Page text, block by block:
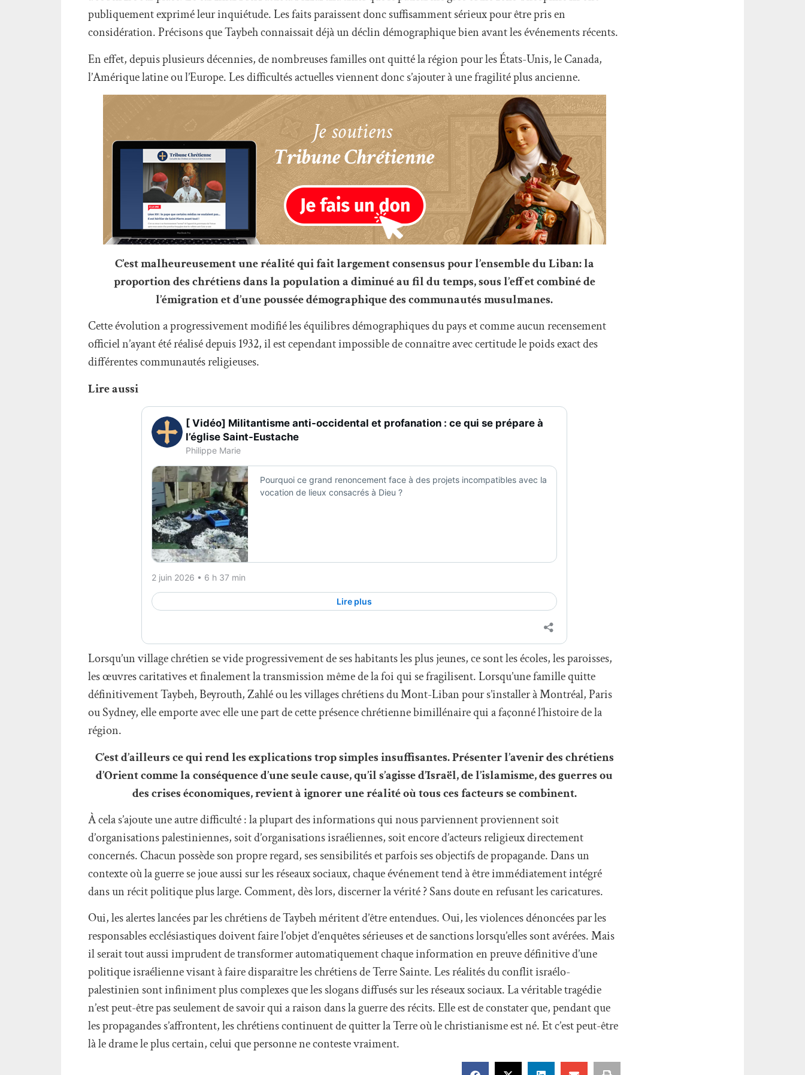
publiquement exprimé leur inquiétude. Les faits paraissent donc suffisamment sérieux pour être pris en
considération. Précisons que Taybeh connaissait déjà un déclin démographique bien avant les événements récents.
En effet, depuis plusieurs décennies, de nombreuses familles ont quitté la région pour les États-Unis, le Canada,
l’Amérique latine ou l’Europe. Les difficultés actuelles viennent donc s’ajouter à une fragilité plus ancienne.
C’est malheureusement une réalité qui fait largement consensus pour l’ensemble du Liban: la
proportion des chrétiens dans la population a diminué au fil du temps, sous l’effet combiné de
l’émigration et d’une poussée démographique des communautés musulmanes.
Cette évolution a progressivement modifié les équilibres démographiques du pays et comme aucun recensement
officiel n’ayant été réalisé depuis 1932, il est cependant impossible de connaître avec certitude le poids exact des
différentes communautés religieuses.
Lire aussi
Lorsqu’un village chrétien se vide progressivement de ses habitants les plus jeunes, ce sont les écoles, les paroisses,
les œuvres caritatives et finalement la transmission même de la foi qui se fragilisent. Lorsqu’une famille quitte
définitivement Taybeh, Beyrouth, Zahlé ou les villages chrétiens du Mont-Liban pour s’installer à Montréal, Paris
ou Sydney, elle emporte avec elle une part de cette présence chrétienne bimillénaire qui a façonné l’histoire de la
région.
C’est d’ailleurs ce qui rend les explications trop simples insuffisantes. Présenter l’avenir des chrétiens
d’Orient comme la conséquence d’une seule cause, qu’il s’agisse d’Israël, de l’islamisme, des guerres ou
des crises économiques, revient à ignorer une réalité où tous ces facteurs se combinent.
À cela s’ajoute une autre difficulté : la plupart des informations qui nous parviennent proviennent soit
d’organisations palestiniennes, soit d’organisations israéliennes, soit encore d’acteurs religieux directement
concernés. Chacun possède son propre regard, ses sensibilités et parfois ses objectifs de propagande. Dans un
contexte où la guerre se joue aussi sur les réseaux sociaux, chaque événement tend à être immédiatement intégré
dans un récit politique plus large. Comment, dès lors, discerner la vérité ? Sans doute en refusant les caricatures.
Oui, les alertes lancées par les chrétiens de Taybeh méritent d’être entendues. Oui, les violences dénoncées par les
responsables ecclésiastiques doivent faire l’objet d’enquêtes sérieuses et de sanctions lorsqu’elles sont avérées. Mais
il serait tout aussi imprudent de transformer automatiquement chaque information en preuve définitive d’une
politique israélienne visant à faire disparaître les chrétiens de Terre Sainte. Les réalités du conflit israélo-
palestinien sont infiniment plus complexes que les slogans diffusés sur les réseaux sociaux. La véritable tragédie
n’est peut-être pas seulement de savoir qui a raison dans la guerre des récits. Elle est de constater que, pendant que
les propagandes s’affrontent, les chrétiens continuent de quitter la Terre où le christianisme est né. Et c’est peut-être
là le drame le plus certain, celui que personne ne conteste vraiment.